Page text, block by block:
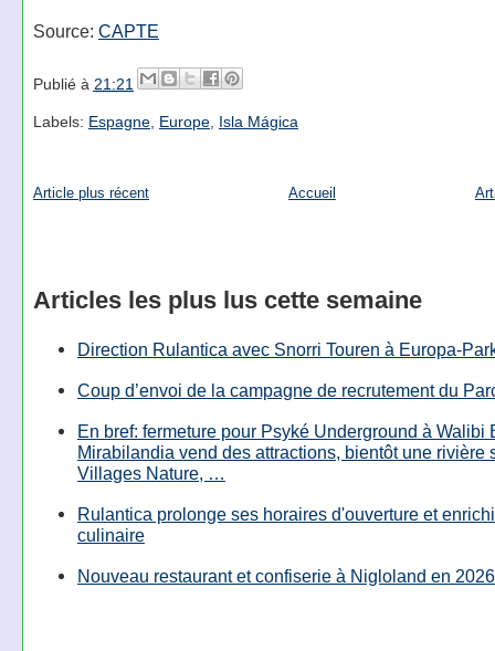
Source: CAPTE
Publié à 21:21
Labels: Espagne, Europe, Isla Mágica
Article plus récent Accueil
Articles les plus lus cette semaine
Direction Rulantica avec Snorri Touren à Europa-
Coup d’envoi de la campagne de recrutement du
En bref: fermeture pour Psyké Underground à Walibi
Mirabilandia vend des attractions, bientôt une rivière
Villages Nature, …
Rulantica prolonge ses horaires d'ouverture et
culinaire
Nouveau restaurant et confiserie à Nigloland en 2026